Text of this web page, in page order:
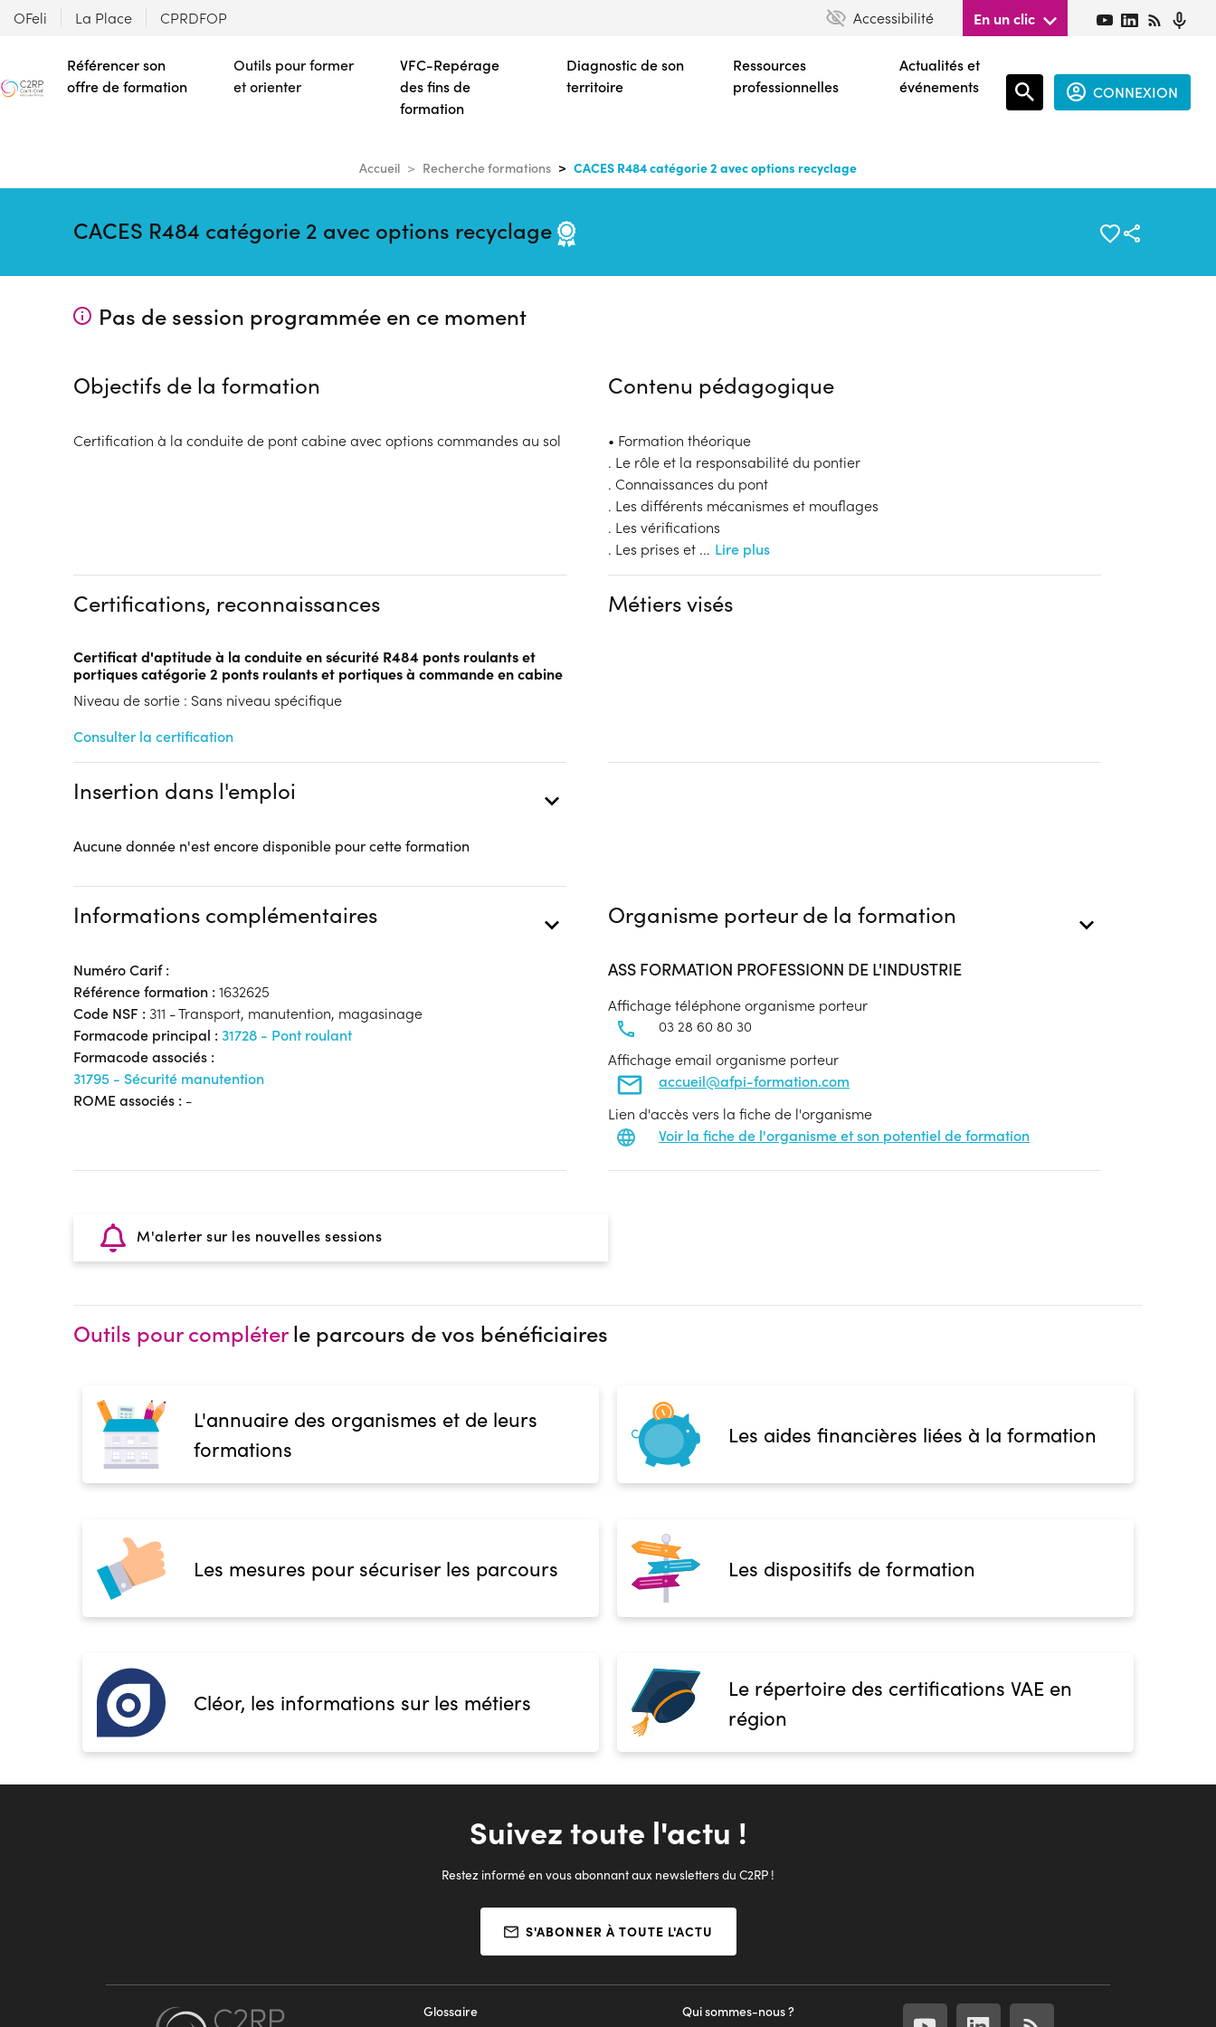
contenu
principal
OFeli La Place CPRDFOP Accessibilité En un clic
Référencer son
offre de formation
Outils pour former
et orienter
VFC-Repérage
des fins de
formation
Diagnostic de son
territoire
Ressources
professionnelles
Actualités et
événements
CONNEXION
Accueil Recherche formations CACES R484 catégorie 2 avec options recyclage
CACES R484 catégorie 2 avec options recyclage
Pas de session programmée en ce moment
Objectifs de la formation
Certification à la conduite de pont cabine avec options commandes au sol
Contenu pédagogique
• Formation théorique
. Le rôle et la responsabilité du pontier
. Connaissances du pont
. Les différents mécanismes et mouflages
. Les vérifications
. Les prises et ... Lire plus
Certifications, reconnaissances
Certificat d'aptitude à la conduite en sécurité R484 ponts roulants et
portiques catégorie 2 ponts roulants et portiques à commande en cabine
Niveau de sortie : Sans niveau spécifique
Consulter la certification
Métiers visés
Insertion dans l'emploi
Aucune donnée n'est encore disponible pour cette formation
Informations complémentaires
Numéro Carif :
Référence formation : 1632625
Code NSF : 311 - Transport, manutention, magasinage
Formacode principal : 31728 - Pont roulant
Formacode associés :
31795 - Sécurité manutention
ROME associés : -
Organisme porteur de la formation
ASS FORMATION PROFESSIONN DE L'INDUSTRIE
Affichage téléphone organisme porteur
03 28 60 80 30
Affichage email organisme porteur
accueil@afpi-formation.com
Lien d'accès vers la fiche de l'organisme
Voir la fiche de l'organisme et son potentiel de formation
M'alerter sur les nouvelles sessions
Outils pour compléterle parcours de vos bénéficiaires
L'annuaire des organismes et de leurs
formations
Les aides financières liées à la formation
Les mesures pour sécuriser les parcours Les dispositifs de formation
Cléor, les informations sur les métiers
Le répertoire des certifications VAE en
région
Suivez toute l'actu !
Restez informé en vous abonnant aux newsletters du C2RP !
S'ABONNER À TOUTE L'ACTU
Qui sommes-nous ?
Glossaire